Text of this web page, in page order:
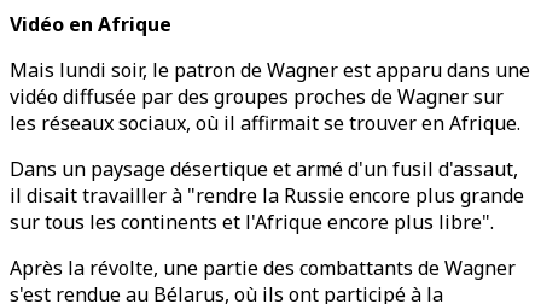
Vidéo en Afrique
Mais lundi soir, le patron de Wagner est apparu dans une
vidéo diffusée par des groupes proches de Wagner sur
les réseaux sociaux, où il affirmait se trouver en Afrique.
Dans un paysage désertique et armé d'un fusil d'assaut,
il disait travailler à "rendre la Russie encore plus grande
sur tous les continents et l'Afrique encore plus libre".
Après la révolte, une partie des combattants de Wagner
s'est rendue au Bélarus, où ils ont participé à la